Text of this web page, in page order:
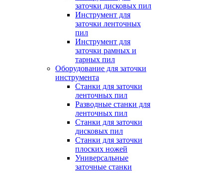
заточки дисковых пил
Инструмент для
заточки ленточных
пил
Инструмент для
заточки рамных и
тарных пил
Оборудование для заточки
инструмента
Станки для заточки
ленточных пил
Разводные станки для
ленточных пил
Станки для заточки
дисковых пил
Станки для заточки
плоских ножей
Универсальные
заточные станки